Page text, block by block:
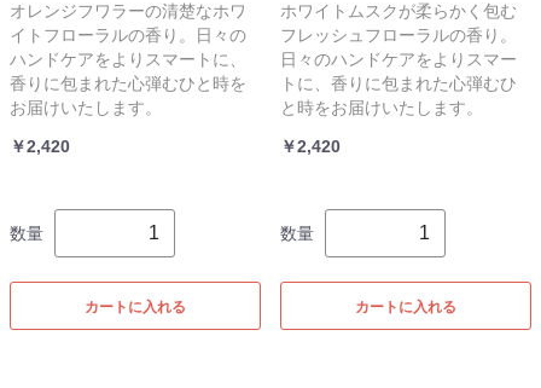
オレンジフワラーの清楚なホワ
イトフローラルの香り。日々の
ハンドケアをよりスマートに、
香りに包まれた心弾むひと時を
お届けいたします。
￥2,420
数量
カートに入れる
ホワイトムスクが柔らかく包む
フレッシュフローラルの香り。
日々のハンドケアをよりスマー
トに、香りに包まれた心弾むひ
と時をお届けいたします。
￥2,420
数量
カートに入れる